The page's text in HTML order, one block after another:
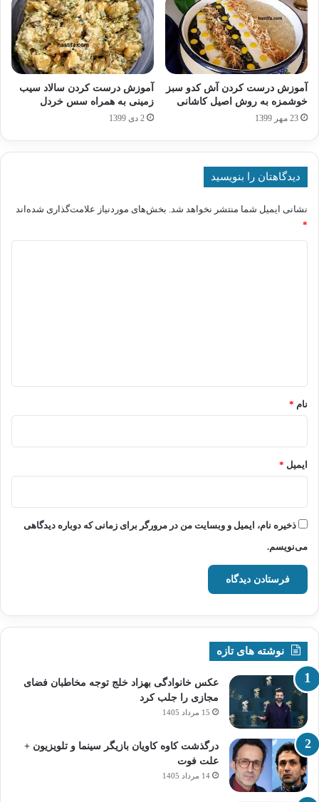
آموزش درست کردن آش کدو سبز
خوشمزه به روش اصیل کاشانی
23 مهر 1399
آموزش درست کردن سالاد سیب
زمینی به همراه سس خردل
2 دی 1399
دیدگاهتان را بنویسید
نشانی ایمیل شما منتشر نخواهد شد. بخش‌های موردنیاز علامت‌گذاری شده‌اند
*
نام *
ایمیل *
ذخیره نام، ایمیل و وبسایت من در مرورگر برای زمانی که دوباره دیدگاهی
می‌نویسم.
نوشته های تازه
عکس خانوادگی بهزاد خلج توجه مخاطبان فضای
مجازی را جلب کرد
15 مرداد 1405
درگذشت کاوه کاویان بازیگر سینما و تلویزیون +
علت فوت
14 مرداد 1405